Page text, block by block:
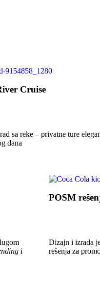
Cruise
sa reke – privatne ture
dana
i
POSM
Dizajn i izrada
rešenja za